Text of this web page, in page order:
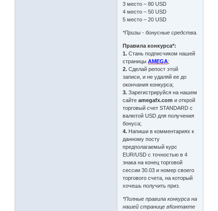
3 место – 80 USD
4 место – 50 USD
5 место – 20 USD
*Призы - бонусные средства.
Правила конкурса*:
1. Стань подписчиком нашей
страницыAMEGA;
2. Сделай репост этой
записи, и не удаляй ее до
окончания конкурса;
3.Зарегистрируйся на нашем
сайтеamegafx.comи открой
торговый счет STANDARD с
валютой USD для получения
бонуса;
4. Напиши в комментариях к
данному посту
предполагаемый курс
EUR/USD с точностью в 4
знака на конец торговой
сессии 30.03 и номер своего
торгового счета, на который
хочешь получить приз.
*Полные правила конкурса на
нашей странице вКонтакте